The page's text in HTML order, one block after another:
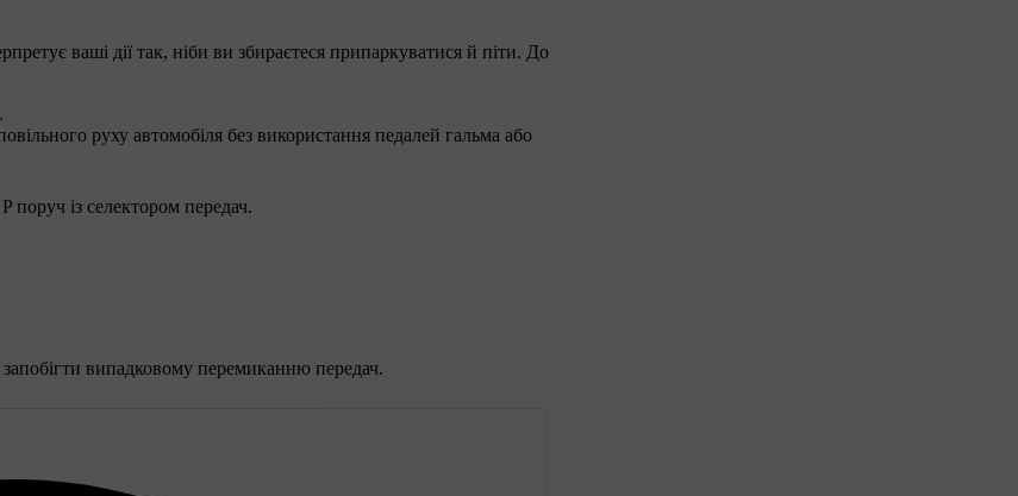
ваші дії так, ніби ви збираєтеся припаркуватися й піти. До
руху автомобіля без використання педалей гальма або
із селектором передач.
випадковому перемиканню передач.